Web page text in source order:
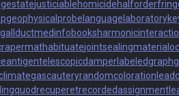
justiciablehomicide
geophysicalprobe languagelaboratory
gallductmedinfobooks
habituatejointsealingmaterial
telescopicdamperlabeledgraph
gascauteryrandomcoloration
quodrecuperetrecordedassignment